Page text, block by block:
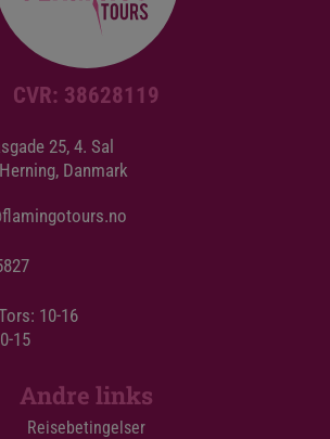
CVR: 38628119
25, 4. Sal
Danmark
10-16
15
Andre links
Reisebetingelser